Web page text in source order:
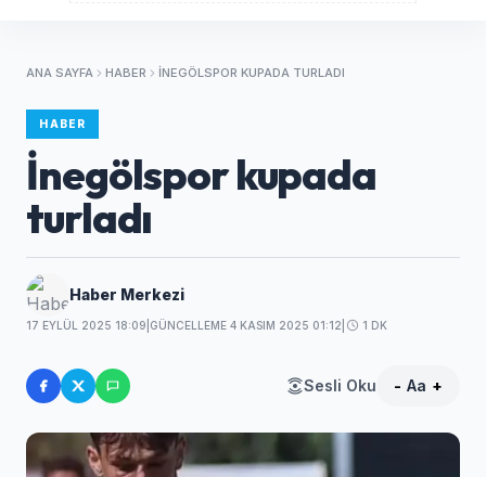
ANA SAYFA HABER İNEGÖLSPOR KUPADA TURLADI
HABER
İnegölspor kupada
turladı
Haber Merkezi
17 EYLÜL 2025 18:09 GÜNCELLEME 4 KASIM 2025 01:12 1 DK
Sesli Oku - Aa +